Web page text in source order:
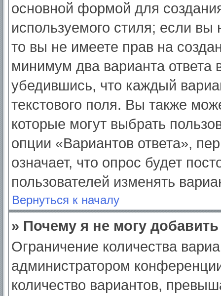
основной формой для
используемого стиля; если
то вы не имеете прав на
минимум два варианта ответа
убедившись, что каждый
текстового поля. Вы также
которые могут выбрать
опции «Вариантов ответа»,
означает, что опрос будет
пользователей изменять
Вернуться к началу
» Почему я не могу
Ограничение количества
администратором
количество вариантов,